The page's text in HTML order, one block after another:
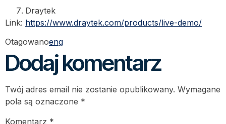
Draytek
Link: https://www.draytek.com/products/live-demo/
Otagowanoeng
Dodaj komentarz
Twój adres email nie zostanie opublikowany. Wymagane
pola są oznaczone *
Komentarz *